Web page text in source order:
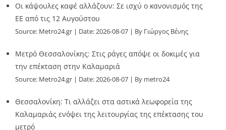
Οι κάψουλες καφέ αλλάζουν: Σε ισχύ ο κανονισμός της
ΕΕ από τις 12 Αυγούστου
Source: Metro24.gr Date: 2026-08-07 By Γιώργος Βένης
Μετρό Θεσσαλονίκης: Στις ράγες απόψε οι δοκιμές για
την επέκταση στην Καλαμαριά
Source: Metro24.gr Date: 2026-08-07 By metro24
Θεσσαλονίκη: Τι αλλάζει στα αστικά λεωφορεία της
Καλαμαριάς ενόψει της λειτουργίας της επέκτασης του
μετρό